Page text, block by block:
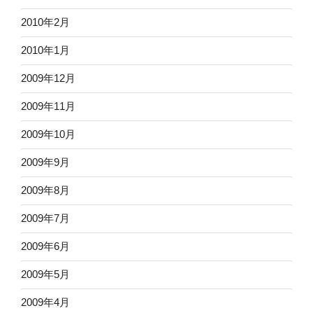
2010年2月
2010年1月
2009年12月
2009年11月
2009年10月
2009年9月
2009年8月
2009年7月
2009年6月
2009年5月
2009年4月